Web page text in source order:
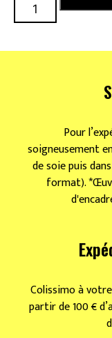
de
bouvreuil
Pour
soigneusement
de soie puis
format).
Colissimo à
partir de 100 €